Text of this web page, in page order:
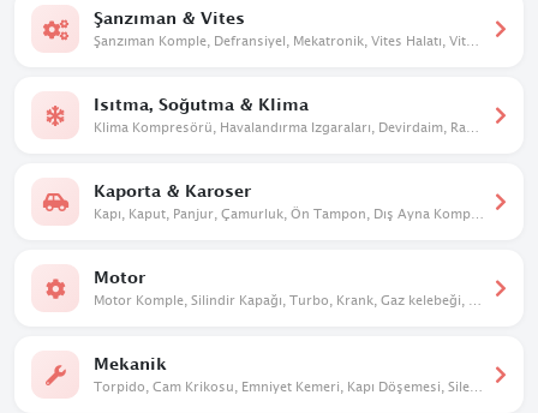
Şanzıman & Vites
Isıtma, Soğutma & Klima
Kaporta & Karoser
Motor
Mekanik